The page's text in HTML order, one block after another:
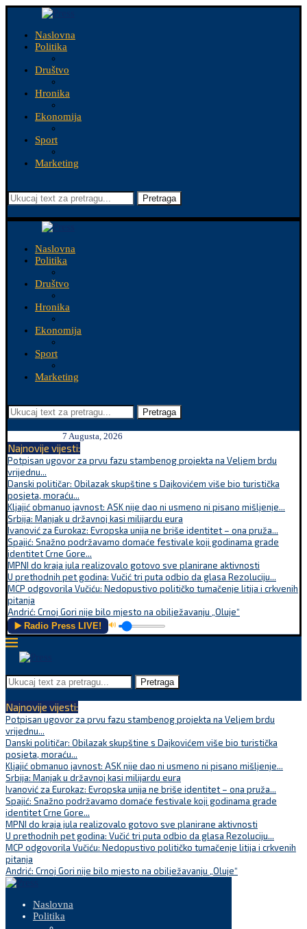
Naslovna
Politika
Društvo
Hronika
Ekonomija
Sport
Marketing
Pretraga
Naslovna
Politika
Društvo
Hronika
Ekonomija
Sport
Marketing
Pretraga
7 Augusta, 2026
Najnovije vijesti:
Potpisan ugovor za prvu fazu stambenog projekta na Veljem brdu
vrijednu...
Danski političar: Obilazak skupštine s Dajkovićem više bio turistička
posjeta, moraću...
Kljajić obmanuo javnost: ASK nije dao ni usmeno ni pisano mišljenje...
Srbija: Manjak u državnoj kasi milijardu eura
Ivanović za Eurokaz: Evropska unija ne briše identitet – ona pruža...
Spajić: Snažno podržavamo domaće festivale koji godinama grade
identitet Crne Gore...
MPNI do kraja jula realizovalo gotovo sve planirane aktivnosti
U prethodnih pet godina: Vučić tri puta odbio da glasa Rezoluciju...
MCP odgovorila Vučiću: Nedopustivo političko tumačenje litija i crkvenih
pitanja
Andrić: Crnoj Gori nije bilo mjesto na obilježavanju „Oluje“
▶️ Radio Press LIVE! 🔊
Pretraga
Najnovije vijesti:
Potpisan ugovor za prvu fazu stambenog projekta na Veljem brdu
vrijednu...
Danski političar: Obilazak skupštine s Dajkovićem više bio turistička
posjeta, moraću...
Kljajić obmanuo javnost: ASK nije dao ni usmeno ni pisano mišljenje...
Srbija: Manjak u državnoj kasi milijardu eura
Ivanović za Eurokaz: Evropska unija ne briše identitet – ona pruža...
Spajić: Snažno podržavamo domaće festivale koji godinama grade
identitet Crne Gore...
MPNI do kraja jula realizovalo gotovo sve planirane aktivnosti
U prethodnih pet godina: Vučić tri puta odbio da glasa Rezoluciju...
MCP odgovorila Vučiću: Nedopustivo političko tumačenje litija i crkvenih
pitanja
Andrić: Crnoj Gori nije bilo mjesto na obilježavanju „Oluje“
Naslovna
Politika